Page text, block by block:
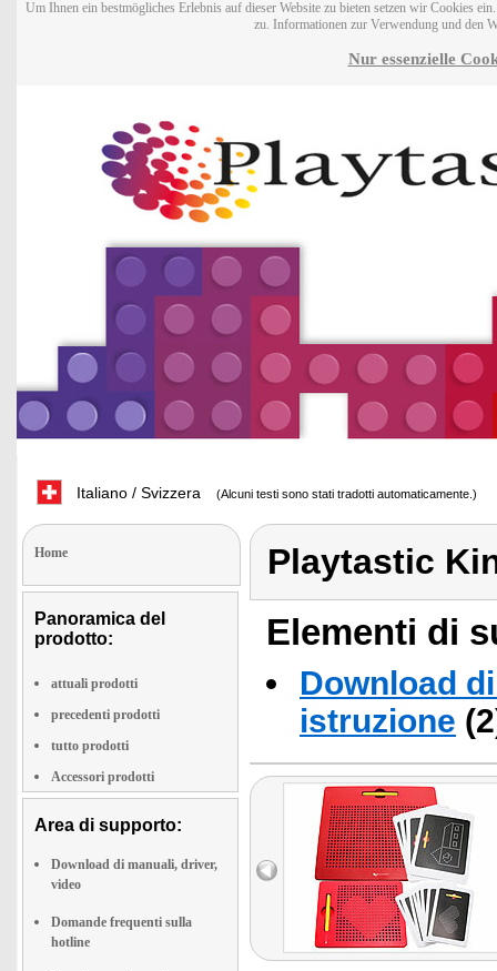
Um Ihnen ein bestmögliches Erlebnis auf dieser Website zu bieten setzen wir Cookies
zu. Informationen zur Verwendung und den
Nur essenzielle
Italiano / Svizzera (Alcuni testi sono stati tradotti automaticamente.)
Home
Panoramica del
prodotto:
attuali prodotti
precedenti prodotti
tutto prodotti
Accessori prodotti
Area di supporto:
Download di manuali, driver,
video
Domande frequenti sulla
hotline
Playtastic
Elementi di
Download
istruzione